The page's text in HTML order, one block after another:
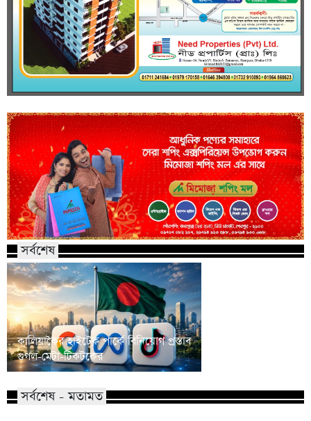
সর্বশেষ
কালিয়াকৈর হাইটেক পার্কে বিনিয়োগ প্রস্তাব
গুগল-মেটা-টিকটকের
সর্বশেষ - মতামত